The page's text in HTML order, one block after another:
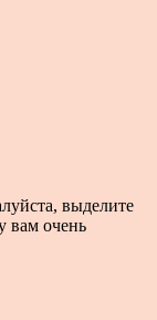
выделите
вам очень